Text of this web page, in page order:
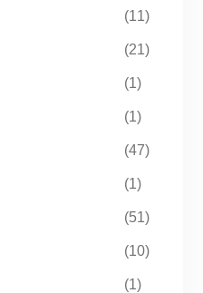
(11)
(21)
(1)
(1)
(47)
(1)
(51)
(10)
(1)